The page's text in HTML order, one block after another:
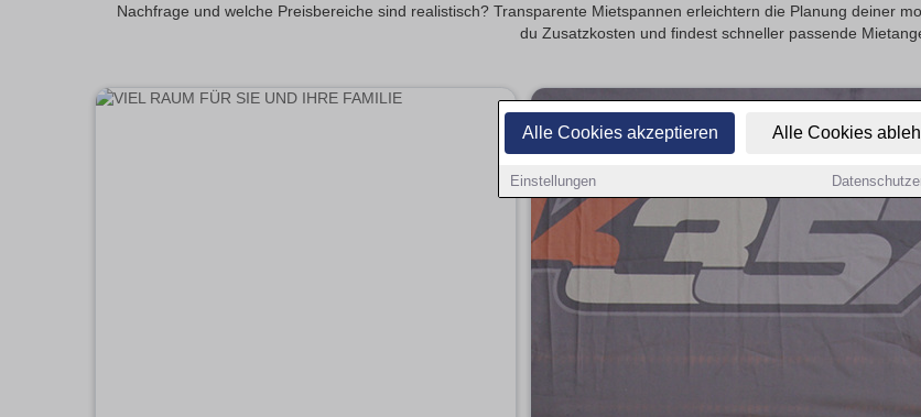
Alle Cookies akzeptieren Alle Cookies
Einstellungen
Nachfrage und welche Preisbereiche sind realistisch? Transparente Mietspannen erleichtern die Planung deiner
du Zusatzkosten und findest schneller passende